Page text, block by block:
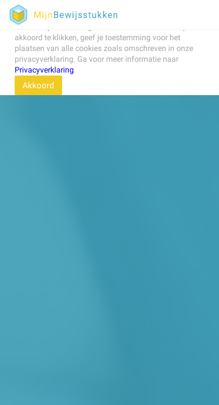
Om onze website te verbeteren, naar behoren te laten
werken, en om het verkeer op de website te analyseren
maken wij en derden gebruik van cookies. Door op
akkoord te klikken, geef je toestemming voor het
plaatsen van alle cookies zoals omschreven in onze
privacyverklaring. Ga voor meer informatie naar
Privacyverklaring.
Akkoord